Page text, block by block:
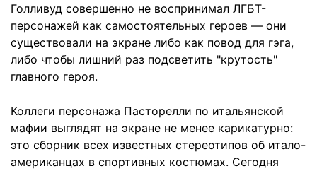
Голливуд совершенно не воспринимал ЛГБТ-
персонажей как самостоятельных героев — они
существовали на экране либо как повод для гэга,
либо чтобы лишний раз подсветить "крутость"
главного героя.
Коллеги персонажа Пасторелли по итальянской
мафии выглядят на экране не менее карикатурно:
это сборник всех известных стереотипов об итало-
американцах в спортивных костюмах. Сегодня